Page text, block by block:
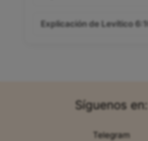
Explicación de Levítico 6:10
Síguenos en:
Telegram